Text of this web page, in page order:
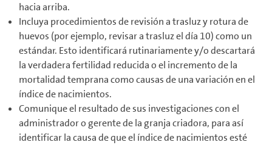
hacia arriba.
Incluya procedimientos de revisión a trasluz y rotura de
huevos (por ejemplo, revisar a trasluz el día 10) como un
estándar. Esto identificará rutinariamente y/o descartará
la verdadera fertilidad reducida o el incremento de la
mortalidad temprana como causas de una variación en el
índice de nacimientos.
Comunique el resultado de sus investigaciones con el
administrador o gerente de la granja criadora, para así
identificar la causa de que el índice de nacimientos esté